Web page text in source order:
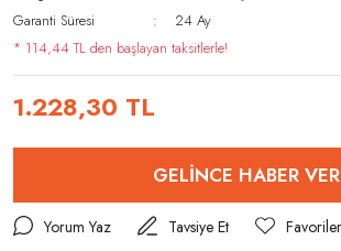
Garanti Süresi
24 Ay
* 114,44 TL den başlayan taksitlerle!
1.228,30 TL
GELİNCE HABER VER
Yorum Yaz
Tavsiye Et